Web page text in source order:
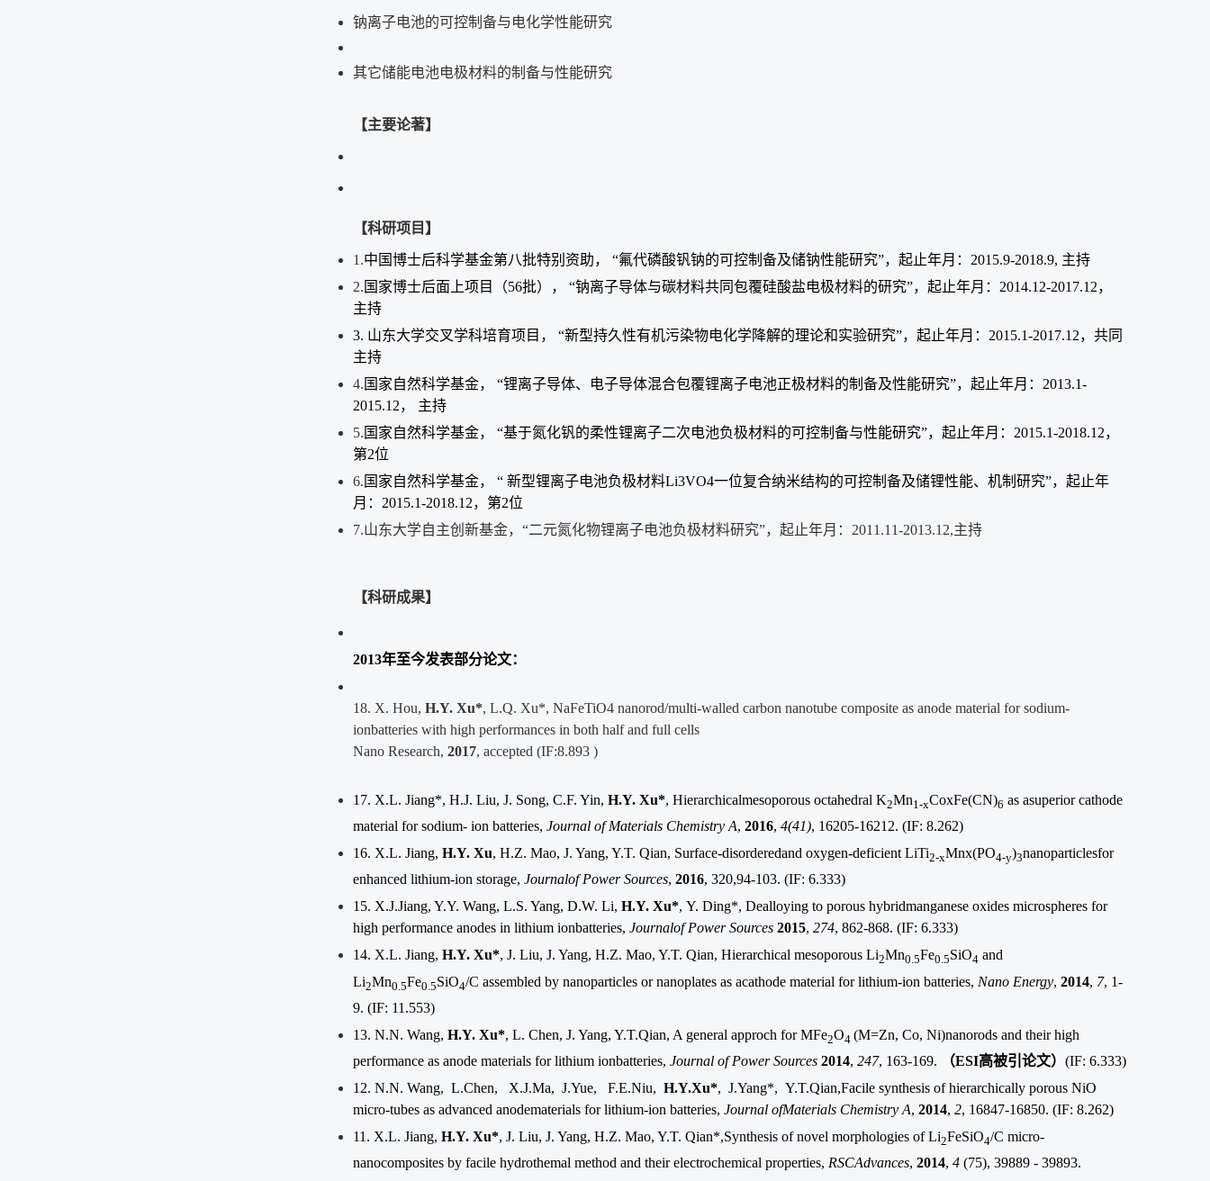
钠离子电池的可控制备与电化学性能研究
其它储能电池电极材料的制备与性能研究
【主要论著】
【科研项目】
1.中国博士后科学基金第八批特别资助， “氟代磷酸钒钠的可控制备及储钠性能研究”，起止年月：2015.9-2018.9, 主持
2. 国家博士后面上项目（56批）， “钠离子导体与碳材料共同包覆硅酸盐电极材料的研究”，起止年月：2014.12-2017.12，
主持
3. 山东大学交叉学科培育项目， “新型持久性有机污染物电化学降解的理论和实验研究”，起止年月：2015.1-2017.12，共同
主持
4. 国家自然科学基金， “锂离子导体、电子导体混合包覆锂离子电池正极材料的制备及性能研究”，起止年月：2013.1-
2015.12， 主持
5. 国家自然科学基金， “基于氮化钒的柔性锂离子二次电池负极材料的可控制备与性能研究”，起止年月：2015.1-2018.12，
第2位
6. 国家自然科学基金， “ 新型锂离子电池负极材料Li3VO4一位复合纳米结构的可控制备及储锂性能、机制研究”，起止年
月：2015.1-2018.12，第2位
7.山东大学自主创新基金，“二元氮化物锂离子电池负极材料研究”，起止年月：2011.11-2013.12,主持
【科研成果】
2013年至今发表部分论文：
18. X. Hou, H.Y. Xu*, L.Q. Xu*, NaFeTiO4 nanorod/multi-walled carbon nanotube composite as anode material for sodium-
ionbatteries with high performances in both half and full cells
Nano Research, 2017, accepted (IF:8.893 )
17. X.L. Jiang*, H.J. Liu, J. Song, C.F. Yin, H.Y. Xu*, Hierarchicalmesoporous octahedral K2Mn1-xCoxFe(CN)6 as asuperior cathode
material for sodium- ion batteries, Journal of Materials Chemistry A, 2016, 4(41), 16205-16212. (IF: 8.262)
16. X.L. Jiang, H.Y. Xu, H.Z. Mao, J. Yang, Y.T. Qian, Surface-disorderedand oxygen-deficient LiTi2-xMnx(PO4-y)3nanoparticlesfor
enhanced lithium-ion storage, Journalof Power Sources, 2016, 320,94-103. (IF: 6.333)
15. X.J.Jiang, Y.Y. Wang, L.S. Yang, D.W. Li, H.Y. Xu*, Y. Ding*, Dealloying to porous hybridmanganese oxides microspheres for
high performance anodes in lithium ionbatteries, Journalof Power Sources 2015, 274, 862-868. (IF: 6.333)
14. X.L. Jiang, H.Y. Xu*, J. Liu, J. Yang, H.Z. Mao, Y.T. Qian, Hierarchical mesoporous Li2Mn0.5Fe0.5SiO4 and
Li2Mn0.5Fe0.5SiO4/C assembled by nanoparticles or nanoplates as acathode material for lithium-ion batteries, Nano Energy, 2014, 7, 1-
9. (IF: 11.553)
13. N.N. Wang, H.Y. Xu*, L. Chen, J. Yang, Y.T.Qian, A general approch for MFe2O4 (M=Zn, Co, Ni)nanorods and their high
performance as anode materials for lithium ionbatteries, Journal of Power Sources 2014, 247, 163-169. （ESI高被引论文） (IF: 6.333)
12. N.N. Wang, L.Chen, X.J.Ma, J.Yue, F.E.Niu, H.Y.Xu*, J.Yang*, Y.T.Qian,Facile synthesis of hierarchically porous NiO
micro-tubes as advanced anodematerials for lithium-ion batteries, Journal ofMaterials Chemistry A, 2014, 2, 16847-16850. (IF: 8.262)
11. X.L. Jiang, H.Y. Xu*, J. Liu, J. Yang, H.Z. Mao, Y.T. Qian*,Synthesis of novel morphologies of Li2FeSiO4/C micro-
nanocomposites by facile hydrothemal method and their electrochemical properties, RSCAdvances, 2014, 4 (75), 39889 - 39893.